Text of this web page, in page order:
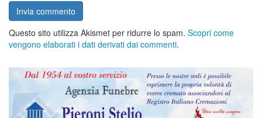
Questo sito utilizza Akismet per ridurre lo spam. Scopri come
vengono elaborati i dati derivati dai commenti.